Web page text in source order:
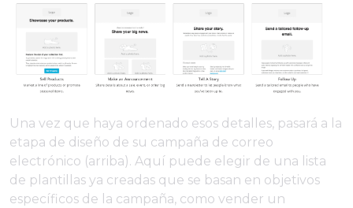
Una vez que haya ordenado esos detalles, pasará a la
etapa de diseño de su campaña de correo
electrónico (arriba). Aquí puede elegir de una lista
de plantillas ya creadas que se basan en objetivos
específicos de la campaña, como vender un